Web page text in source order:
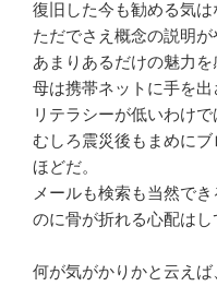
復旧した今も勧める気は
ただでさえ概念の説明
あまりあるだけの魅力を
母は携帯ネットに手を
リテラシーが低いわけで
むしろ震災後もまめに
ほどだ。
メールも検索も当然で
のに骨が折れる心配はし
何が気がかりかと云え